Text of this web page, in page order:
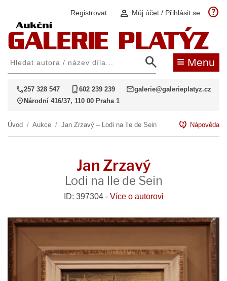
Registrovat person Můj účet / Přihlásit se help
search ≡ Menu
call257 328 547 phone_iphone602 239 239 mailgalerie@galerieplatyz.cz
location_on Národní 416/37, 110 00 Praha 1
Úvod / Aukce / Jan Zrzavý – Lodi na Ile de Sein contact_support Nápověda
Jan Zrzavý
Lodi na Ile de Sein
ID: 397304 - Více o autorovi